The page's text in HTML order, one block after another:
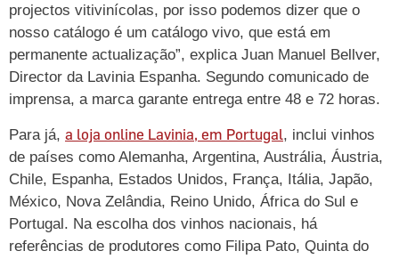
projectos vitivinícolas, por isso podemos dizer que o
nosso catálogo é um catálogo vivo, que está em
permanente actualização”, explica Juan Manuel Bellver,
Director da Lavinia Espanha. Segundo comunicado de
imprensa, a marca garante entrega entre 48 e 72 horas.
Para já, a loja online Lavinia, em Portugal, inclui vinhos
de países como Alemanha, Argentina, Austrália, Áustria,
Chile, Espanha, Estados Unidos, França, Itália, Japão,
México, Nova Zelândia, Reino Unido, África do Sul e
Portugal. Na escolha dos vinhos nacionais, há
referências de produtores como Filipa Pato, Quinta do